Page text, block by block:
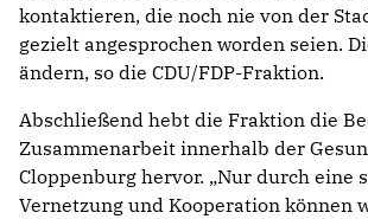
kontaktieren, die noch nie von der
gezielt angesprochen worden seien.
ändern, so die CDU/FDP-Fraktion.
Abschließend hebt die Fraktion die
Zusammenarbeit innerhalb der
Cloppenburg hervor. „Nur durch eine
Vernetzung und Kooperation können